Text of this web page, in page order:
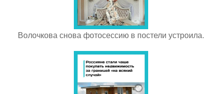
Волочкова снова фотосессию в постели устроила.